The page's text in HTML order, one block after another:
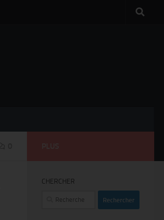
CHERCHER
Rechercher :